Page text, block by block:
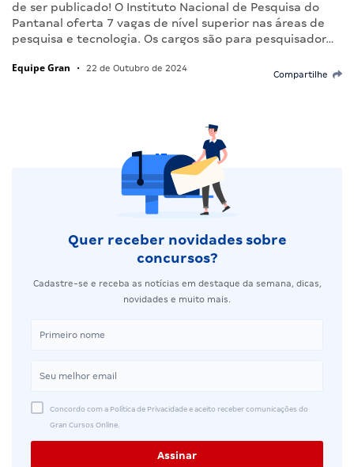
de ser publicado! O Instituto Nacional de Pesquisa do
Pantanal oferta 7 vagas de nível superior nas áreas de
pesquisa e tecnologia. Os cargos são para pesquisador…
Equipe Gran • 22 de Outubro de 2024
Compartilhe
Quer receber novidades sobre
concursos?
Cadastre-se e receba as notícias em destaque da semana, dicas,
novidades e muito mais.
Concordo com a Política de Privacidade e aceito receber comunicações do
Gran Cursos Online.